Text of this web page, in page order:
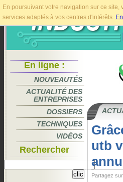
En poursuivant votre navigation sur ce
services adaptés à vos centres d'intérêts.
En ligne :
NOUVEAUTÉS
ACTUALITÉ DES
ENTREPRISES
DOSSIERS
TECHNIQUES
VIDÉOS
Rechercher
utb
Partagez sur